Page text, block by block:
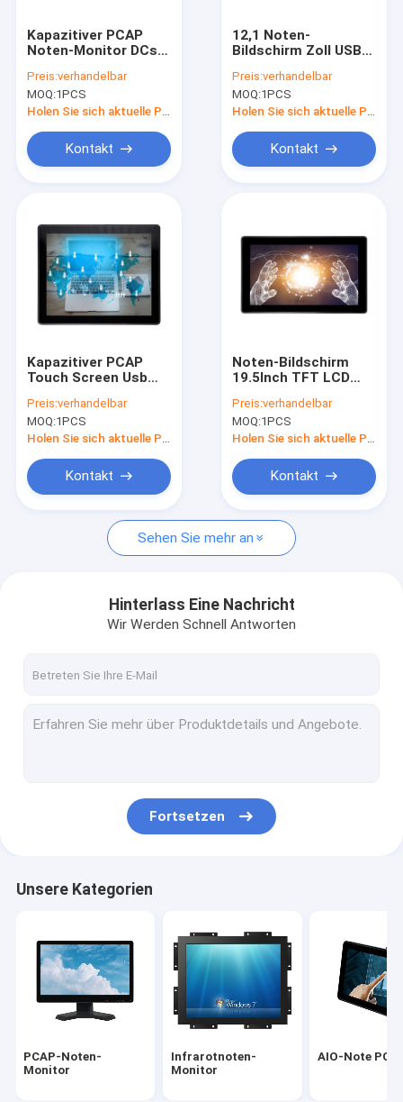
Produkte
Über uns
Fabrik Tour
Nachrichten
Alle Fälle
PCAP-Noten-Monitor
AIO-Note PC
PCAP-Touch Screen
PCAP-Noten-Folie
TFT LCD-Platte
Akustische Oberflächenwellen-Touch Screen
Widerstrebender Touch Screen
Gebogener Touch Screen Monitor
Kapazitiver PCAP
Noten-Monitor DCs
Maschine 27 Zoll
wasserdicht
Preis:verhandelbar
MOQ:1PCS
Holen Sie sich aktuelle Preis
Kontakt
12,1 Noten-
Bildschirm Zoll USBs
ausgeglichenem Glas
Preis:verhandelbar
MOQ:1PCS
Holen Sie sich aktuelle Preis
Kontakt
Kapazitiver PCAP
Touch Screen Usb
Zoll VESA Mounts
75mm
Preis:verhandelbar
MOQ:1PCS
Holen Sie sich aktuelle Preis
Kontakt
Noten-Bildschirm
19.5Inch TFT LCD
Klammer
Preis:verhandelbar
MOQ:1PCS
Holen Sie sich aktuelle Preis
Kontakt
Sehen Sie mehr an
Hinterlass Eine Nachricht
Wir Werden Schnell Antworten
Fortsetzen
Unsere Kategorien
PCAP-Noten-
Monitor
Infrarotnoten-
Monitor
AIO-Note PC